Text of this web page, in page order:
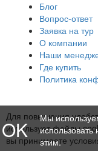
Блог
Вопрос-ответ
Заявка на тур
О компании
Наши
Где купить
Политика
Для повышения
использует файлы
вы принимаете
OK
Мы
этим.